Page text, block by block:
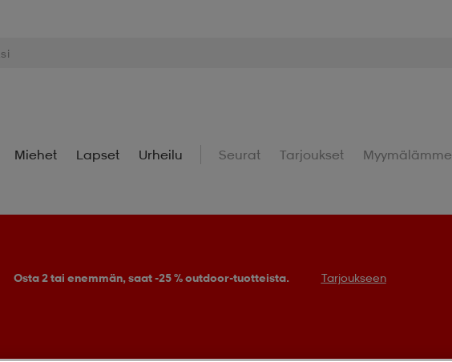
Miehet Lapset Urheilu Seurat Tarjoukset Myymälämme
Osta 2 tai enemmän, saat -25 % outdoor-tuotteista. Tarjoukseen